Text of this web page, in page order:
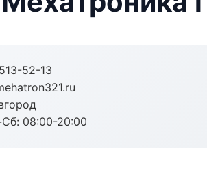
52-13
08:00-20:00